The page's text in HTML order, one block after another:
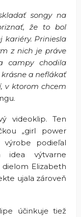
songy na
že to bol
kariéry. Priniesla
z nich je práve
campy chodila
krásne a neflákať
v ktorom chcem
videoklip. Ten
„girl power
výrobe podieľal
idea výtvarne
Elizabeth
ujala zároveň
účinkuje tiež